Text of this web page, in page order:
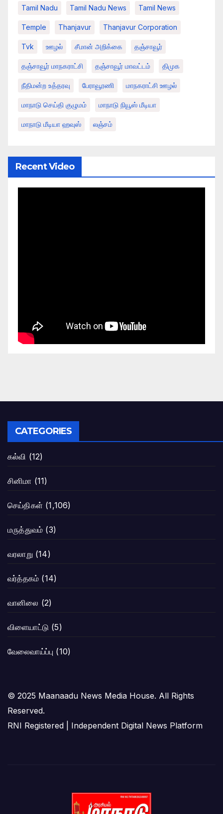
Tamil Nadu Tamil Nadu News Tamil News
Temple Thanjavur Thanjavur Corporation
Tvk ஊழல் சீமான் அறிக்கை தஞ்சாவூர்
தஞ்சாவூர் மாநகராட்சி தஞ்சாவூர் மாவட்டம் திமுக
நீதிமன்ற உத்தரவு பேராவூரணி மாநகராட்சி ஊழல்
மாநாடு செய்தி குழுமம் மாநாடு நியூஸ் மீடியா
மாநாடு மீடியா ஹவுஸ் லஞ்சம்
Recent Video
CATEGORIES
கல்வி (12)
சினிமா (11)
செய்திகள் (1,106)
மருத்துவம் (3)
வரலாறு (14)
வர்த்தகம் (14)
வானிலை (2)
விளையாட்டு (5)
வேலைவாய்ப்பு (10)
© 2025 Maanaadu News Media House. All Rights
Reserved.
RNI Registered | Independent Digital News Platform